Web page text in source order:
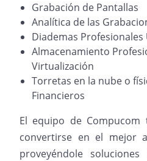
Grabación de Pantallas
Analítica de las
Diademas Profesionales
Almacenamiento
Virtualización
Torretas en la nube o
Financieros
El equipo de
convertirse en el mejor
proveyéndole